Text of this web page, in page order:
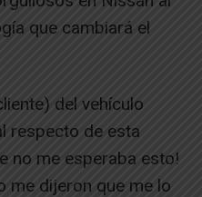
que cambiará el
del vehículo
respecto de esta
no me esperaba esto!
me dijeron que me lo